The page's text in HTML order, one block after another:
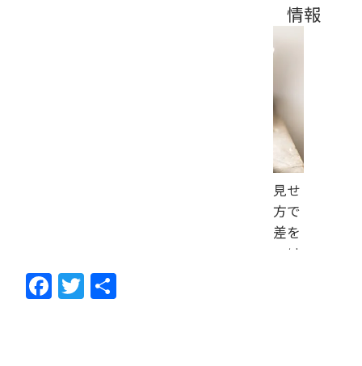
情報
見せ
方で
差を
つけ
F
ac
T
w